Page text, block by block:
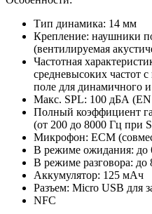
Тип динамика: 14 мм
Крепление: наушники
(вентилируемая
Частотная
средневысоких частот
поле для динамичного
Макс. SPL: 100 дБА (EN
Полный коэффициент
(от 200 до 8000 Гц при
Микрофон: ECM
В режиме ожидания: до
В режиме разговора: до
Аккумулятор: 125 мАч
Разъем: Micro USB для
NFC